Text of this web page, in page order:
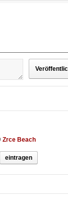
Zrce Beach
eintragen